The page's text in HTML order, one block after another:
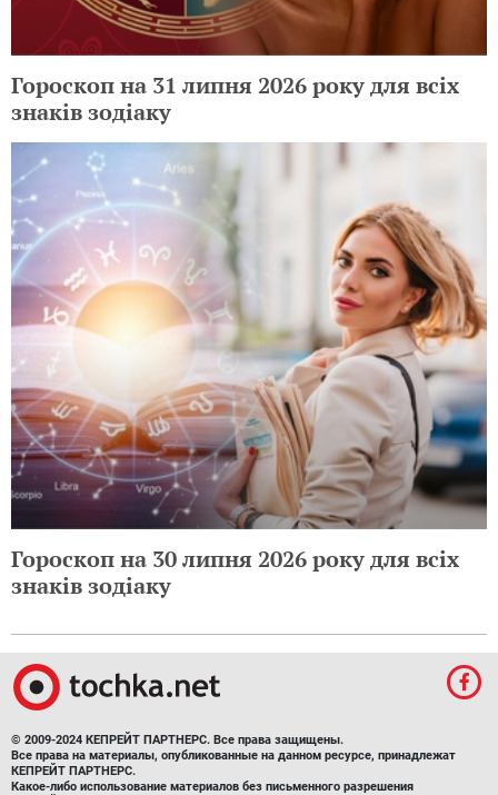
Гороскоп на 31 липня 2026 року для всіх
знаків зодіаку
Гороскоп на 30 липня 2026 року для всіх
знаків зодіаку
© 2009-2024 КЕПРЕЙТ ПАРТНЕРС. Все права защищены.
Все права на материалы, опубликованные на данном ресурсе, принадлежат
КЕПРЕЙТ ПАРТНЕРС.
Какое-либо использование материалов без письменного разрешения